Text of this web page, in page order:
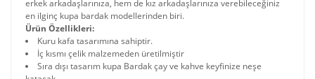
erkek arkadaşlarınıza, hem de kız arkadaşlarınıza verebileceğiniz
en ilginç kupa bardak modellerinden biri.
Ürün Özellikleri:
Kuru kafa tasarımına sahiptir.
İç kısmı çelik malzemeden üretilmiştir
Sıra dışı tasarım kupa Bardak çay ve kahve keyfinize neşe